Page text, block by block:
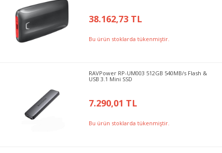
38.162,73 TL
Bu ürün stoklarda tükenmiştir.
RAVPower RP-UM003 512GB 540MB/s Flash &
USB 3.1 Mini SSD
7.290,01 TL
Bu ürün stoklarda tükenmiştir.